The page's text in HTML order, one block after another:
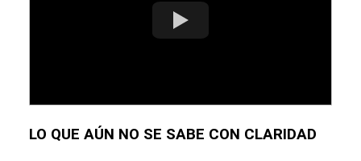
LO QUE AÚN NO SE SABE CON CLARIDAD